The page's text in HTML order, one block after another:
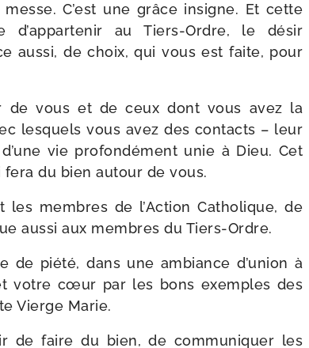
C’est une grâce insigne. Et cette
au Tiers-​Ordre, le désir
aus­si, de choix, qui vous est faite, pour
de vous et de ceux dont vous avez la
les­quels vous avez des contacts – leur
vie pro­fon­dé­ment unie à Dieu. Cet
du bien autour de vous.
membres de l’Action Catholique, de
aus­si aux membres du Tiers-Ordre.
de pié­té, dans une ambiance d’union à
votre cœur par les bons exemples des
Vierge Marie.
de faire du bien, de com­mu­ni­quer les